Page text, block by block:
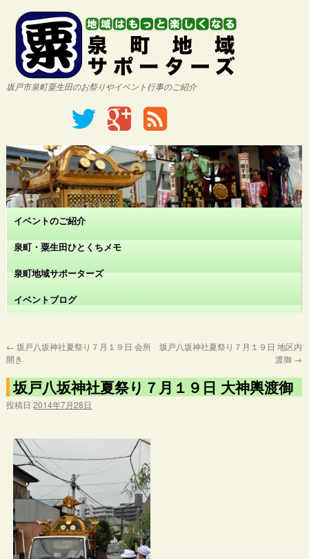
坂戸市泉町粟生田のお祭りやイベント行事のご紹介
イベントのご紹介
泉町・粟生田ひとくちメモ
泉町地域サポーターズ
イベントブログ
← 坂戸八坂神社夏祭り７月１９日 会所
開き
坂戸八坂神社夏祭り７月１９日 地区内
渡御 →
坂戸八坂神社夏祭り７月１９日 大神輿渡御
投稿日 2014年7月28日